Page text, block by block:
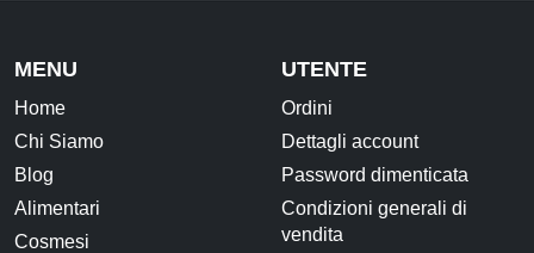
Cosmesi
MENU
Home
Chi Siamo
Blog
Alimentari
Cosmesi
UTENTE
Ordini
Dettagli account
Password dimenticata
Condizioni generali di
vendita